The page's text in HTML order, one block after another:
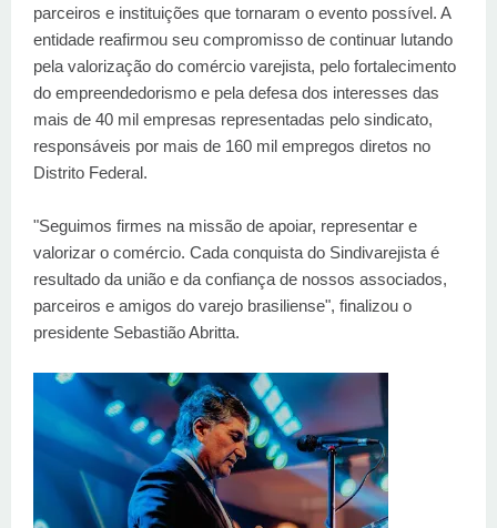
parceiros e instituições que tornaram o evento possível. A
entidade reafirmou seu compromisso de continuar lutando
pela valorização do comércio varejista, pelo fortalecimento
do empreendedorismo e pela defesa dos interesses das
mais de 40 mil empresas representadas pelo sindicato,
responsáveis por mais de 160 mil empregos diretos no
Distrito Federal.
"Seguimos firmes na missão de apoiar, representar e
valorizar o comércio. Cada conquista do Sindivarejista é
resultado da união e da confiança de nossos associados,
parceiros e amigos do varejo brasiliense", finalizou o
presidente Sebastião Abritta.